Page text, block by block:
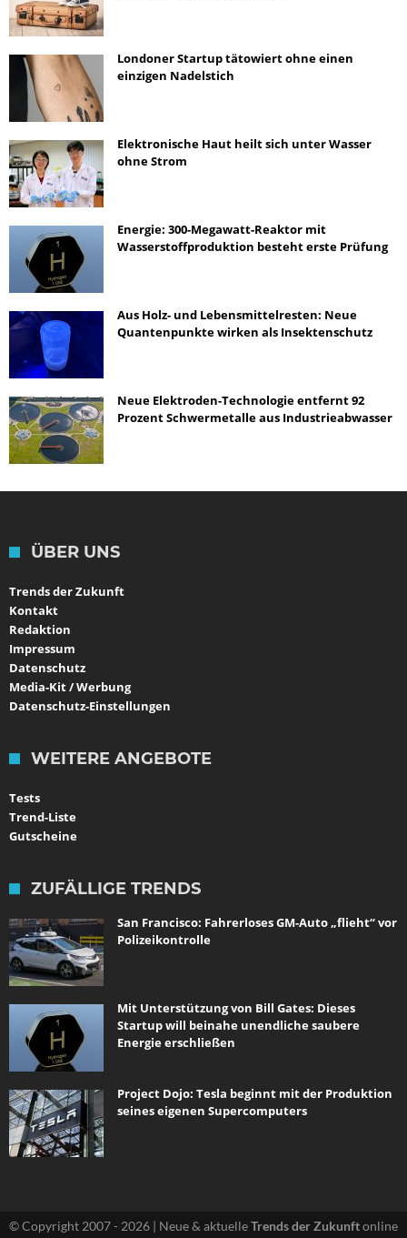
Londoner Startup tätowiert ohne einen
einzigen Nadelstich
Elektronische Haut heilt sich unter Wasser
ohne Strom
Energie: 300-Megawatt-Reaktor mit
Wasserstoffproduktion besteht erste Prüfung
Aus Holz- und Lebensmittelresten: Neue
Quantenpunkte wirken als Insektenschutz
Neue Elektroden-Technologie entfernt 92
Prozent Schwermetalle aus Industrieabwasser
ÜBER UNS
Trends der Zukunft
Kontakt
Redaktion
Impressum
Datenschutz
Media-Kit / Werbung
Datenschutz-Einstellungen
WEITERE ANGEBOTE
Tests
Trend-Liste
Gutscheine
ZUFÄLLIGE TRENDS
San Francisco: Fahrerloses GM-Auto „flieht“ vor
Polizeikontrolle
Mit Unterstützung von Bill Gates: Dieses
Startup will beinahe unendliche saubere
Energie erschließen
Project Dojo: Tesla beginnt mit der Produktion
seines eigenen Supercomputers
© Copyright 2007 - 2026 | Neue & aktuelleTrends der Zukunftonline